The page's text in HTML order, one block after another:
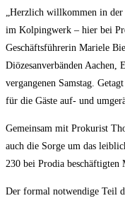
„Herzlich willkommen in der
im Kolpingwerk – hier bei
Geschäftsführerin Mariele
Diözesanverbänden Aachen,
vergangenen Samstag.
für die Gäste auf- und
Gemeinsam mit Prokurist
auch die Sorge um das
230 bei Prodia beschäftigten
Der formal notwendige Teil